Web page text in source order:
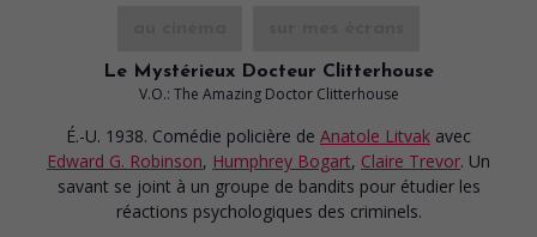
Le Mystérieux Docteur Clitterhouse
V.O.: The Amazing Doctor Clitterhouse
É.-U. 1938. Comédie policière de Anatole Litvak avec
Edward G. Robinson, Humphrey Bogart, Claire Trevor. Un
savant se joint à un groupe de bandits pour étudier les
réactions psychologiques des criminels.